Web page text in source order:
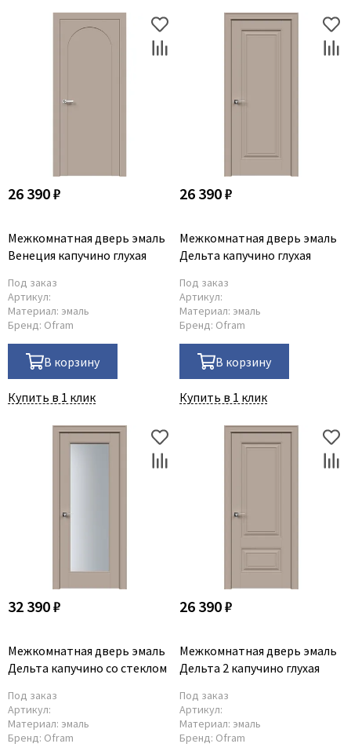
26 390 ₽
Межкомнатная дверь эмаль
Венеция капучино глухая
Под заказ
Артикул:
Материал: эмаль
Бренд: Ofram
В корзину
Купить в 1 клик
26 390 ₽
Межкомнатная дверь эмаль
Дельта капучино глухая
Под заказ
Артикул:
Материал: эмаль
Бренд: Ofram
В корзину
Купить в 1 клик
32 390 ₽
Межкомнатная дверь эмаль
Дельта капучино со стеклом
Под заказ
Артикул:
Материал: эмаль
Бренд: Ofram
26 390 ₽
Межкомнатная дверь эмаль
Дельта 2 капучино глухая
Под заказ
Артикул:
Материал: эмаль
Бренд: Ofram